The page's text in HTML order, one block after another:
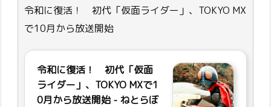
令和に復活！ 初代「仮面ライダー」、TOKYO MX
で10月から放送開始
令和に復活！ 初代「仮面
ライダー」、TOKYO MXで1
0月から放送開始 - ねとらぼ